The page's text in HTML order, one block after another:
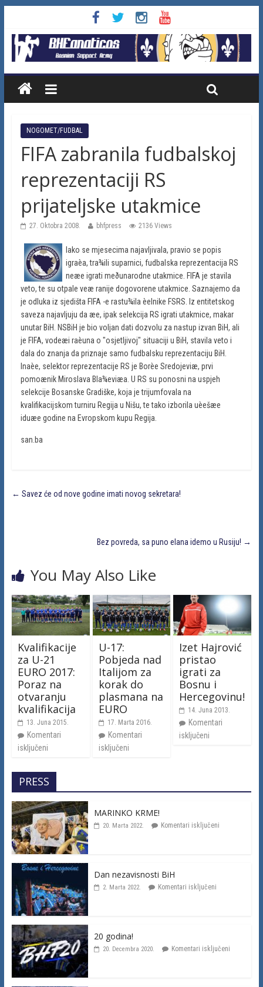
NOGOMET/FUDBAL
FIFA zabranila fudbalskoj
reprezentaciji RS
prijateljske utakmice
27. Oktobra 2008. bhfpress 2136 Views
Iako se mjesecima najavljivala, pravio se popis
igraèa, tra¾ili suparnici, fudbalska reprezentacija RS
neæe igrati meðunarodne utakmice. FIFA je stavila
veto, te su otpale veæ ranije dogovorene utakmice. Saznajemo da
je odluka iz sjedišta FIFA -e rastu¾ila èelnike FSRS. Iz entitetskog
saveza najavljuju da æe, ipak selekcija RS igrati utakmice, makar
unutar BiH. NSBiH je bio voljan dati dozvolu za nastup izvan BiH, ali
je FIFA, vodeæi raèuna o "osjetljivoj" situaciji u BiH, stavila veto i
dala do znanja da priznaje samo fudbalsku reprezentaciju BiH.
Inaèe, selektor reprezentacije RS je Borèe Sredojeviæ, prvi
pomoænik Miroslava Bla¾eviæa. U RS su ponosni na uspjeh
selekcije Bosanske Gradiške, koja je trijumfovala na
kvalifikacijskom turniru Regija u Nišu, te tako izborila uèešæe
iduæe godine na Evropskom kupu Regija.
san.ba
← Savez će od nove godine imati novog sekretara!
Bez povreda, sa puno elana idemo u Rusiju! →
You May Also Like
Kvalifikacije
za U-21
EURO 2017:
Poraz na
otvaranju
kvalifikacija
13. Juna 2015.
Komentari
isključeni
U-17:
Pobjeda nad
Italijom za
korak do
plasmana na
EURO
17. Marta 2016.
Komentari
isključeni
Izet Hajrović
pristao
igrati za
Bosnu i
Hercegovinu!
14. Juna 2013.
Komentari
isključeni
PRESS
MARINKO KRME!
20. Marta 2022. Komentari isključeni
Dan nezavisnosti BiH
2. Marta 2022. Komentari isključeni
20 godina!
20. Decembra 2020. Komentari isključeni